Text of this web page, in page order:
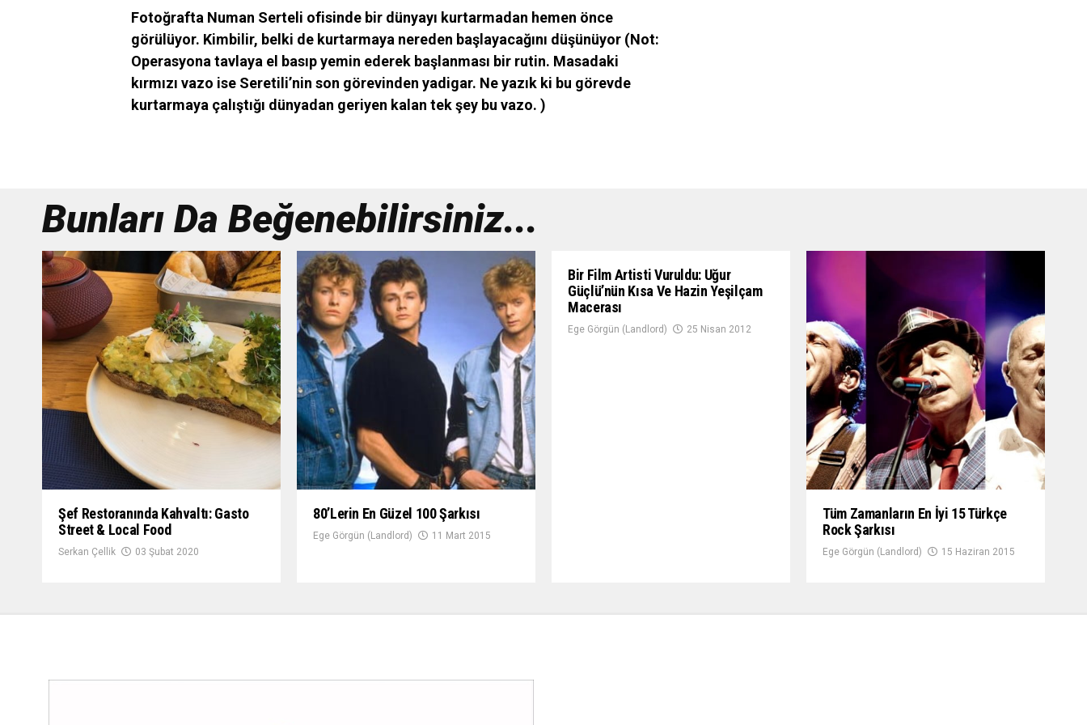
Fotoğrafta Numan Serteli ofisinde bir dünyayı kurtarmadan hemen önce
görülüyor. Kimbilir, belki de kurtarmaya nereden başlayacağını düşünüyor (Not:
Operasyona tavlaya el basıp yemin ederek başlanması bir rutin. Masadaki
kırmızı vazo ise Seretili’nin son görevinden yadigar. Ne yazık ki bu görevde
kurtarmaya çalıştığı dünyadan geriyen kalan tek şey bu vazo. )
Bunları Da Beğenebilirsiniz...
Şef Restoranında Kahvaltı: Gasto
Street & Local Food
Serkan Çellik 03 Şubat 2020
80’lerin En Güzel 100 Şarkısı
Ege Görgün (Landlord) 11 Mart 2015
Bir Film Artisti Vuruldu: Uğur
Güçlü’nün Kısa Ve Hazin Yeşilçam
Macerası
Ege Görgün (Landlord) 25 Nisan 2012
Tüm Zamanların En İyi 15 Türkçe
Rock Şarkısı
Ege Görgün (Landlord) 15 Haziran 2015